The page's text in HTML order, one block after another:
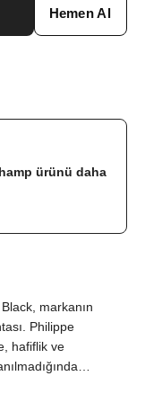
Hemen Al
ürünü daha
markanın
Philippe
hafiflik ve